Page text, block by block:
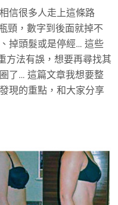
信很多人走上這條路
頸，數字到後面就掉不
掉頭髮或是停經… 這些
方法有誤，想要再尋找其
了… 這篇文章我想要整
現的重點，和大家分享